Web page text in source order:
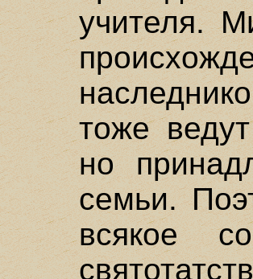
учителя.
тоже
но
семьи.
всякое